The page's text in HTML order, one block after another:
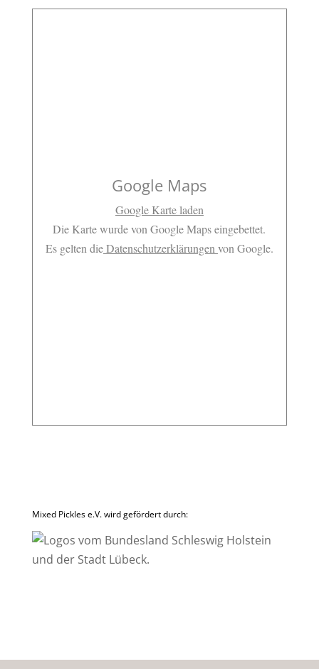
Google Maps
Google Karte laden
Die Karte wurde von Google Maps eingebettet.
Es gelten dieDatenschutzerklärungen von Google.
Mixed Pickles e.V. wird gefördert durch: